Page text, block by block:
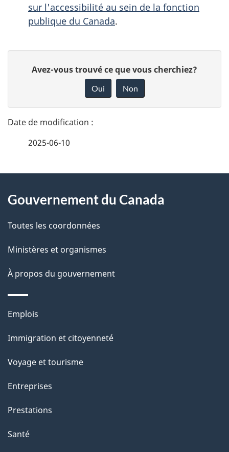
sur l'accessibilité au sein de la fonction
publique du Canada.
t
a
l
s
l
a
p
g
e
n
o
t
e
r
é
t
r
a
c
i
o
s
u
Avez-vous trouvé ce que vous cherchiez?
Oui Non
2025-06-10
propos
de
ce
site
Gouvernement du Canada
Toutes les coordonnées
Ministères et organismes
À propos du gouvernement
Thèmes
sujets
Emplois
Immigration et citoyenneté
Voyage et tourisme
Entreprises
Prestations
Santé